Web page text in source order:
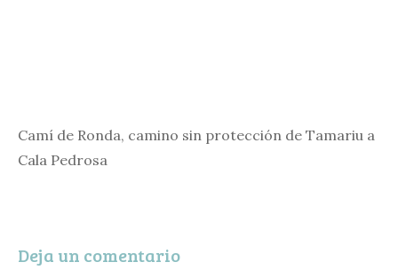
Camí de Ronda, camino sin protección de Tamariu a
Cala Pedrosa
Deja un comentario